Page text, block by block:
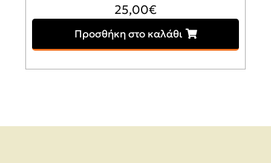
25,00€
Προσθήκη στο καλάθι